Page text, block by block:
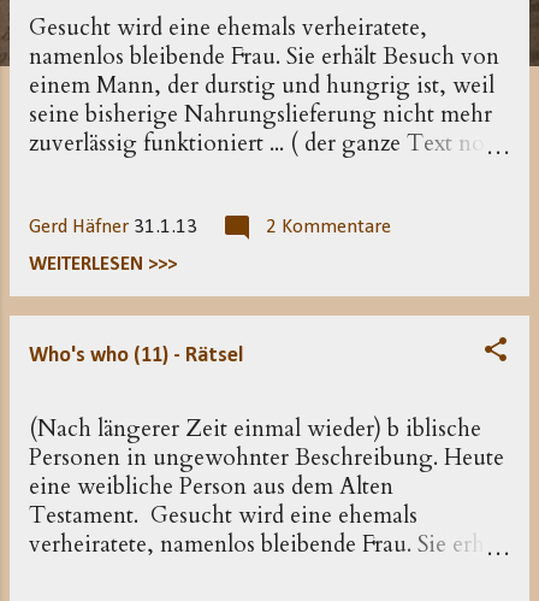
Gesucht wird eine ehemals verheiratete,
namenlos bleibende Frau. Sie erhält Besuch von
einem Mann, der durstig und hungrig ist, weil
seine bisherige Nahrungslieferung nicht mehr
zuverlässig funktioniert ... ( der ganze Text noch
Gerd Häfner 31.1.13
2 Kommentare
WEITERLESEN >>>
Who's who (11) - Rätsel
(Nach längerer Zeit einmal wieder) b iblische
Personen in ungewohnter Beschreibung. Heute
eine weibliche Person aus dem Alten
Testament. Gesucht wird eine ehemals
verheiratete, namenlos bleibende Frau. Sie erhält